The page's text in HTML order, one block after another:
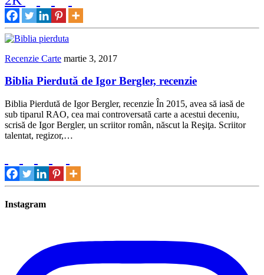
Recenzie Carte martie 3, 2017
Biblia Pierdută de Igor Bergler, recenzie
Biblia Pierdută de Igor Bergler, recenzie În 2015, avea să iasă de
sub tiparul RAO, cea mai controversată carte a acestui deceniu,
scrisă de Igor Bergler, un scriitor român, născut la Reşiţa. Scriitor
talentat, regizor,…
Instagram